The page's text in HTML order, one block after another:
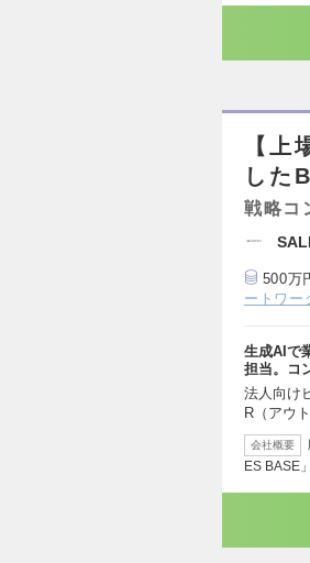
【
した
戦略コ
500万
ートワー
生成AIで
担当。コ
法人向け
R（アウ
会社概要
ES BASE